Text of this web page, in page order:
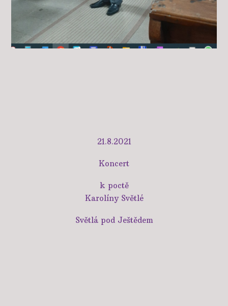
21.8.2021
Koncert
k poctě
Karolíny Světlé
Světlá pod Ještědem